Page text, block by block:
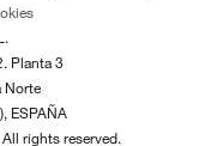
Planta 3
Norte
ESPAÑA
rights reserved.